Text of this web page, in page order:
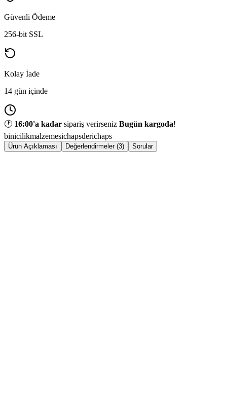
Güvenli Ödeme
256-bit SSL
Kolay İade
14 gün içinde
🕐 16:00'a kadar sipariş verirseniz Bugün kargoda!
binicilikmalzemesichapsderichaps
Ürün Açıklaması Değerlendirmeler (3) Sorular